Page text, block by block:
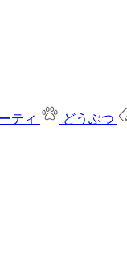
ティ どうぶつ